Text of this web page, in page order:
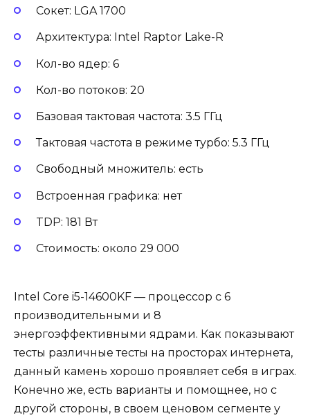
Сокет: LGA 1700
Архитектура: Intel Raptor Lake-R
Кол-во ядер: 6
Кол-во потоков: 20
Базовая тактовая частота: 3.5 ГГц
Тактовая частота в режиме турбо: 5.3 ГГц
Свободный множитель: есть
Встроенная графика: нет
TDP: 181 Вт
Стоимость: около 29 000
Intel Core i5-14600KF — процессор с 6
производительными и 8
энергоэффективными ядрами. Как показывают
тесты различные тесты на просторах интернета,
данный камень хорошо проявляет себя в играх.
Конечно же, есть варианты и помощнее, но с
другой стороны, в своем ценовом сегменте у